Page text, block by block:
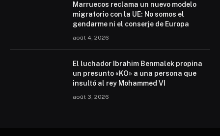
Marruecos reclama un nuevo modelo
migratorio con la UE: No somos el
gendarme ni el conserje de Europa
août 4, 2026
El luchador Ibrahim Benmalek propina
un presunto «KO» a una persona que
insultó al rey Mohammed VI
août 3, 2026